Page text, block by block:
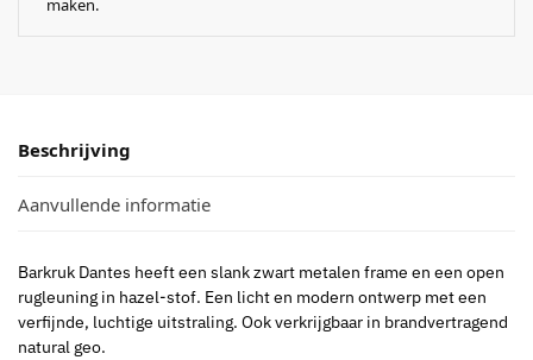
maken.
Beschrijving
Aanvullende informatie
Barkruk Dantes heeft een slank zwart metalen frame en een open
rugleuning in hazel-stof. Een licht en modern ontwerp met een
verfijnde, luchtige uitstraling. Ook verkrijgbaar in brandvertragend
natural geo.